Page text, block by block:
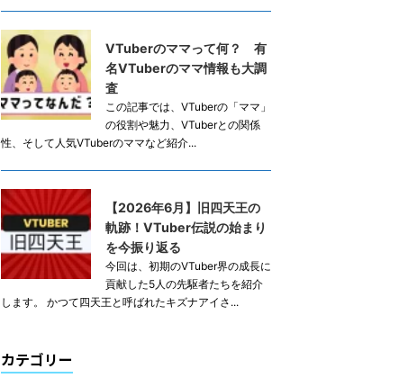
VTuberのママって何？ 有
名VTuberのママ情報も大調
査
この記事では、VTuberの「ママ」
の役割や魅力、VTuberとの関係
性、そして人気VTuberのママなど紹介...
【2026年6月】旧四天王の
軌跡！VTuber伝説の始まり
を今振り返る
今回は、初期のVTuber界の成長に
貢献した5人の先駆者たちを紹介
します。 かつて四天王と呼ばれたキズナアイさ...
カテゴリー